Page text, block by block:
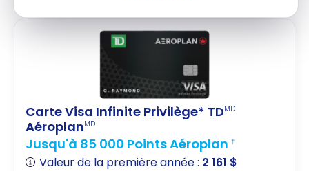
Carte Visa Infinite Privilège* TDMD
AéroplanMD
Jusqu'à 85 000 Points Aéroplan †
Valeur de la première année : 2 161 $